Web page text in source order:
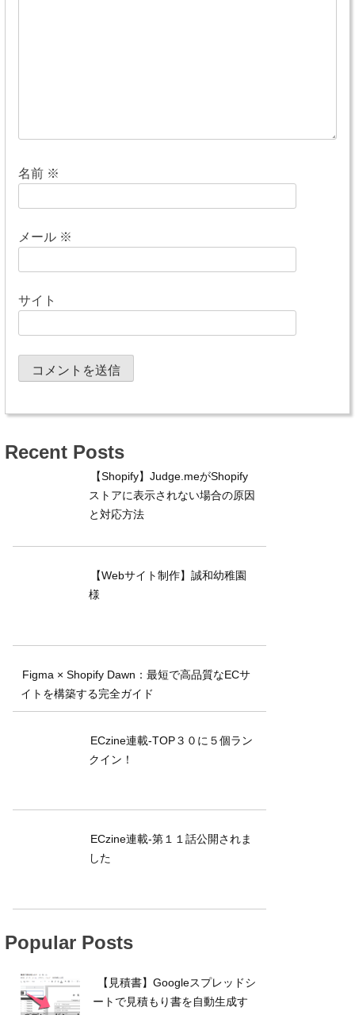
名前 ※
メール ※
サイト
Recent Posts
【Shopify】Judge.meがShopify
ストアに表示されない場合の原因
と対応方法
【Webサイト制作】誠和幼稚園
様
Figma × Shopify Dawn：最短で高品質なECサ
イトを構築する完全ガイド
ECzine連載-TOP３０に５個ラン
クイン！
ECzine連載-第１１話公開されま
した
Popular Posts
【見積書】Googleスプレッドシ
ートで見積もり書を自動生成す